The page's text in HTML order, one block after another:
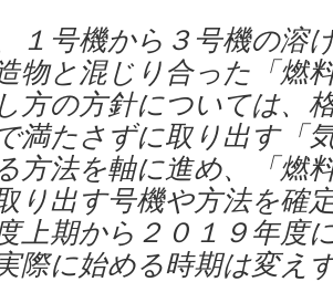
１号機から３号機の溶
物と混じり合った「燃
方の方針については、
満たさずに取り出す「
方法を軸に進め、「燃
り出す号機や方法を確
上期から２０１９年度
際に始める時期は変え